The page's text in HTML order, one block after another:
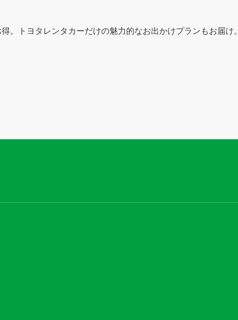
。トヨタレンタカーだけの魅力的なお出かけプランもお届け。